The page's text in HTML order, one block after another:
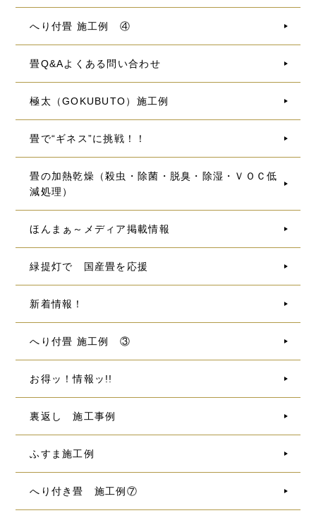
へり付畳 施工例 ④
畳Q&Aよくある問い合わせ
極太（GOKUBUTO）施工例
畳で“ギネス”に挑戦！！
畳の加熱乾燥（殺虫・除菌・脱臭・除湿・ＶＯＣ低
減処理）
ほんまぁ～メディア掲載情報
緑提灯で 国産畳を応援
新着情報！
へり付畳 施工例 ③
お得ッ！情報ッ!!
裏返し 施工事例
ふすま施工例
へり付き畳 施工例⑦